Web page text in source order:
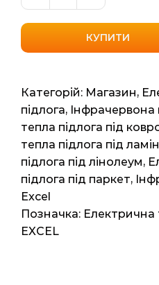
саморегулюча
плівка
Felix
Platinum
PTC)
10м2,
20мп,
2200ват
кількість
КУПИТИ
Категорій: Магазин,
підлога, Інфрачервона
тепла підлога під
тепла підлога під
підлога під лінолеум,
підлога під паркет,
Excel
Позначка: Електрична
EXCEL